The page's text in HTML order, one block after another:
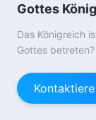
Gottes
Das Königreich
Gottes betreten?